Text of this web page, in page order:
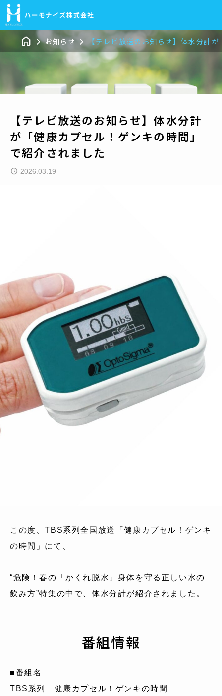
 お知らせ  【テレビ放送のお知らせ】体水分計
【テレビ放送のお知らせ】体水分計
が「健康カプセル！ゲンキの時間」
で紹介されました
2026.03.19
この度、TBS系列全国放送「健康カプセル！ゲンキ
の時間」にて、
“危険！春の「かくれ脱水」身体を守る正しい水の
飲み方”特集の中で、体水分計が紹介されました。
番組情報
■番組名
TBS系列 健康カプセル！ゲンキの時間